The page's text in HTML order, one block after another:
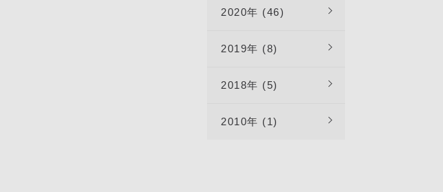
2020年 (46)
2019年 (8)
2018年 (5)
2010年 (1)